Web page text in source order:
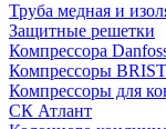
Труба медная и
Защитные решетки
Компрессора
Компрессоры
Компрессоры для
СК Атлант